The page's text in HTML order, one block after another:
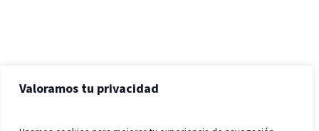
Valoramos tu privacidad